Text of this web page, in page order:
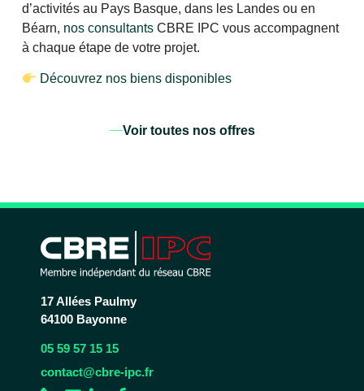
d’activités au Pays Basque, dans les Landes ou en
Béarn, nos consultants CBRE IPC vous accompagnent
à chaque étape de votre projet.
Découvrez nos biens disponibles
Voir toutes nos offres
17 Allées Paulmy
64100 Bayonne
05 59 57 15 15
contact@cbre-ipc.fr